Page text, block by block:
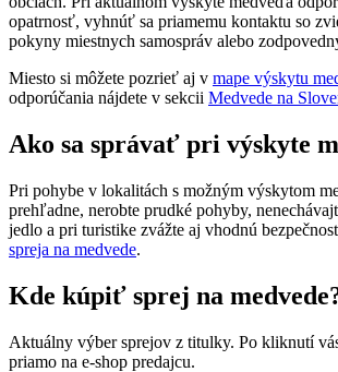
opatrnosť, vyhnúť sa priamemu kontaktu so
pokyny miestnych samospráv alebo
Miesto si môžete pozrieť aj v mape výskytu
odporúčania nájdete v sekcii Medvede na
Ako sa správať pri výskyte
Pri pohybe v lokalitách s možným výskytom
prehľadne, nerobte prudké pohyby,
jedlo a pri turistike zvážte aj vhodnú
spreja na medvede.
Kde kúpiť sprej na
Aktuálny výber sprejov z titulky. Po kliknutí
priamo na e-shop predajcu.